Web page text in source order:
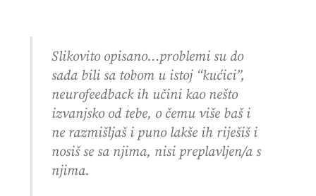
Slikovito opisano…problemi su do
sada bili sa tobom u istoj “kućici”,
neurofeedback ih učini kao nešto
izvanjsko od tebe, o čemu više baš i
ne razmišljaš i puno lakše ih riješiš i
nosiš se sa njima, nisi preplavljen/a s
njima.